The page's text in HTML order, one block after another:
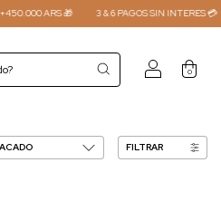
SIN INTERES 💳 15 % DTO POR
0
FILTRAR